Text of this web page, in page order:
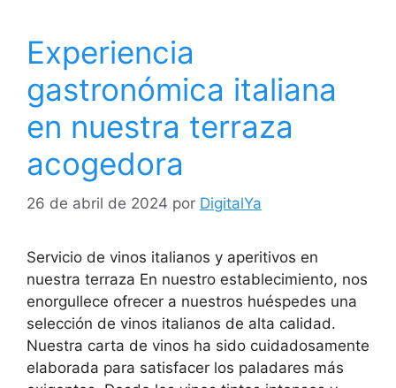
Experiencia
gastronómica italiana
en nuestra terraza
acogedora
26 de abril de 2024 por DigitalYa
Servicio de vinos italianos y aperitivos en
nuestra terraza En nuestro establecimiento, nos
enorgullece ofrecer a nuestros huéspedes una
selección de vinos italianos de alta calidad.
Nuestra carta de vinos ha sido cuidadosamente
elaborada para satisfacer los paladares más